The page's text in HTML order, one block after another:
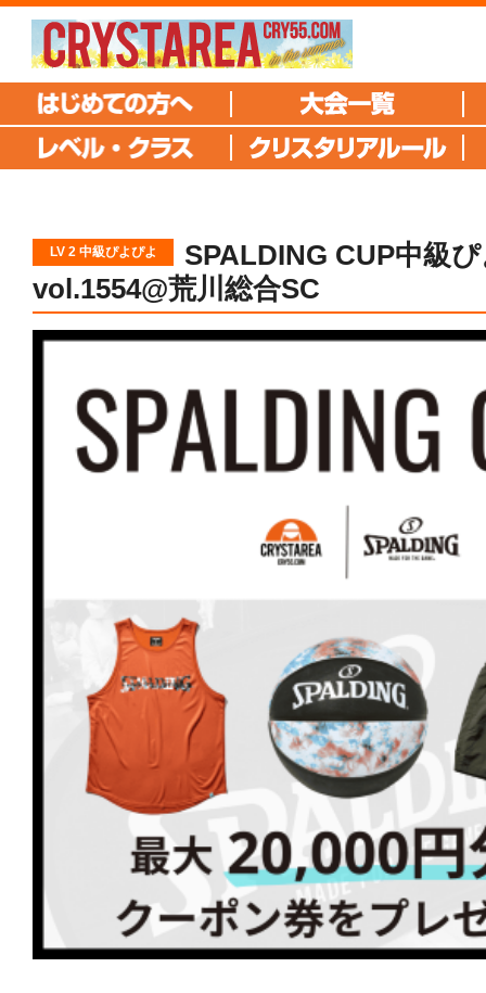
LV 2 中級ぴよぴよ
SPALDING CUP中級
vol.1554@荒川総合SC